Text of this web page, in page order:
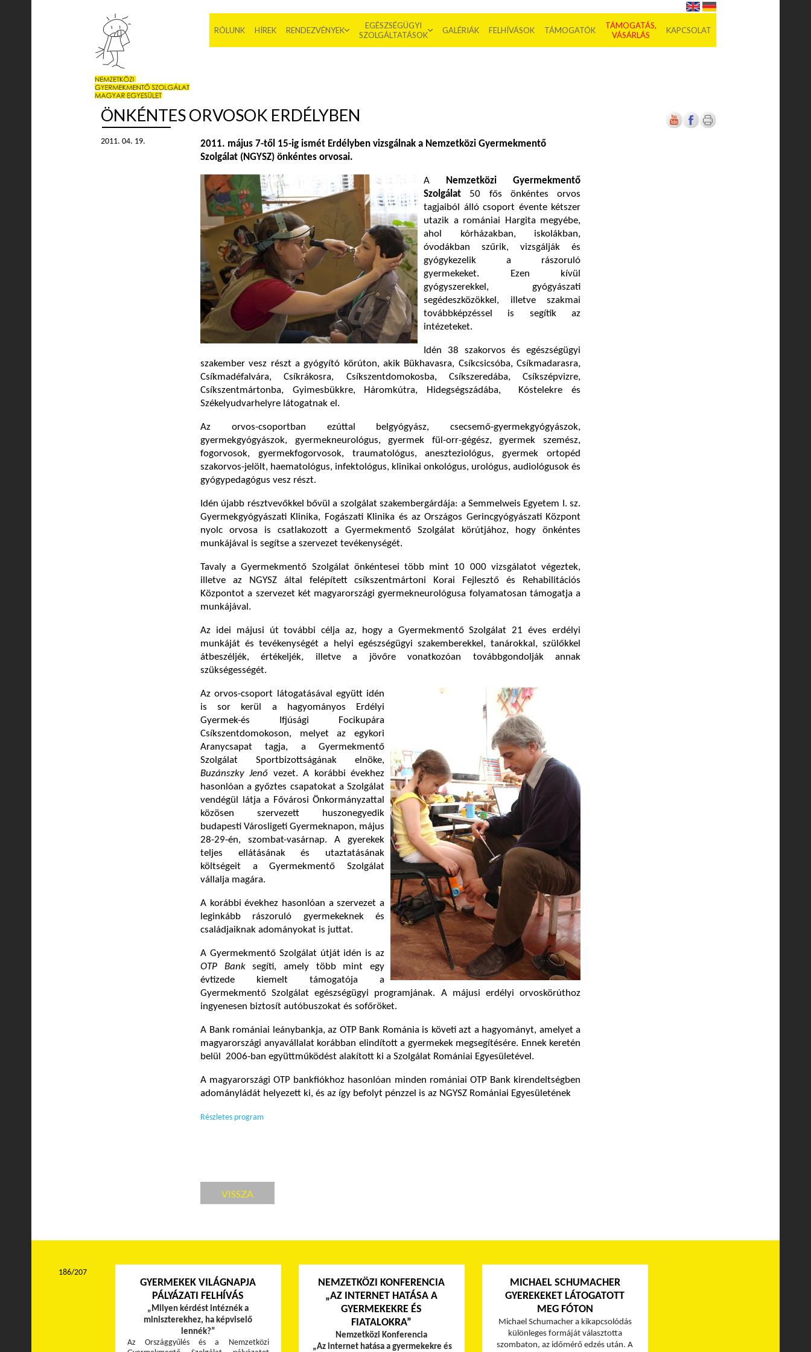
RÓLUNK HÍREK RENDEZVÉNYEK
EGÉSZSÉGÜGYI
SZOLGÁLTATÁSOK
GALÉRIÁK FELHÍVÁSOK TÁMOGATÓK
TÁMOGATÁS,
VÁSÁRLÁS
KAPCSOLAT
ÖNKÉNTES ORVOSOK ERDÉLYBEN
2011. 04. 19.
2011. május 7-től 15-ig ismét Erdélyben vizsgálnak a Nemzetközi Gyermekmentő
Szolgálat (NGYSZ) önkéntes orvosai.
A
Nemzetközi Gyermekmentő
Szolgálat 50 fős önkéntes orvos
tagjaiból álló csoport évente kétszer
utazik a romániai Hargita megyébe,
ahol kórházakban, iskolákban,
óvodákban szűrik, vizsgálják és
gyógykezelik a rászoruló
gyermekeket. Ezen kívül
gyógyszerekkel, gyógyászati
segédeszközökkel, illetve szakmai
továbbképzéssel is segítik az
intézeteket.
Idén 38 szakorvos és egészségügyi
szakember vesz részt a gyógyító körúton, akik Bükhavasra, Csíkcsicsóba, Csíkmadarasra,
Csíkmadéfalvára, Csíkrákosra, Csíkszentdomokosba, Csíkszeredába, Csíkszépvizre,
Csíkszentmártonba, Gyimesbükkre, Háromkútra, Hidegségszádába, Kóstelekre és
Székelyudvarhelyre látogatnak el.
Az orvos-csoportban ezúttal belgyógyász, csecsemő-gyermekgyógyászok,
gyermekgyógyászok, gyermekneurológus, gyermek fül-orr-gégész, gyermek szemész,
fogorvosok, gyermekfogorvosok, traumatológus, aneszteziológus, gyermek ortopéd
szakorvos-jelölt, haematológus, infektológus, klinikai onkológus, urológus, audiológusok és
gyógypedagógus vesz részt.
Idén újabb résztvevőkkel bővül a szolgálat szakembergárdája: a Semmelweis Egyetem I. sz.
Gyermekgyógyászati Klinika, Fogászati Klinika és az Országos Gerincgyógyászati Központ
nyolc orvosa is csatlakozott a Gyermekmentő Szolgálat körútjához, hogy önkéntes
munkájával is segítse a szervezet tevékenységét.
Tavaly a Gyermekmentő Szolgálat önkéntesei több mint 10 000 vizsgálatot végeztek,
illetve az NGYSZ által felépített csíkszentmártoni Korai Fejlesztő és Rehabilitációs
Központot a szervezet két magyarországi gyermekneurológusa folyamatosan támogatja a
munkájával.
Az idei májusi út további célja az, hogy a Gyermekmentő Szolgálat 21 éves erdélyi
munkáját és tevékenységét a helyi egészségügyi szakemberekkel, tanárokkal, szülőkkel
átbeszéljék, értékeljék, illetve a jövőre vonatkozóan továbbgondolják annak
szükségességét.
Az orvos-csoport látogatásával együtt idén
is sor kerül a hagyományos Erdélyi
Gyermek-és Ifjúsági Focikupára
Csíkszentdomokoson, melyet az egykori
Aranycsapat tagja, a Gyermekmentő
Szolgálat Sportbizottságának elnöke,
Buzánszky Jenő vezet. A korábbi évekhez
hasonlóan a győztes csapatokat a Szolgálat
vendégül látja a Fővárosi Önkormányzattal
közösen szervezett huszonegyedik
budapesti Városligeti Gyermeknapon, május
28-29-én, szombat-vasárnap. A gyerekek
teljes ellátásának és utaztatásának
költségeit a Gyermekmentő Szolgálat
vállalja magára.
A korábbi évekhez hasonlóan a szervezet a
leginkább rászoruló gyermekeknek és
családjaiknak adományokat is juttat.
A Gyermekmentő Szolgálat útját idén is az
OTP Banksegíti, amely több mint egy
évtizede kiemelt támogatója a
Gyermekmentő Szolgálat egészségügyi programjának. A májusi erdélyi orvoskörúthoz
ingyenesen biztosít autóbuszokat és sofőröket.
A Bank romániai leánybankja, az OTP Bank Románia is követi azt a hagyományt, amelyet a
magyarországi anyavállalat korábban elindított a gyermekek megsegítésére. Ennek keretén
belül 2006-ban együttműködést alakított ki a Szolgálat Romániai Egyesületével.
A magyarországi OTP bankfiókhoz hasonlóan minden romániai OTP Bank kirendeltségben
adományládát helyezett ki, és az így befolyt pénzzel is az NGYSZ Romániai Egyesületének
Részletes program
VISSZA
GYERMEKEK VILÁGNAPJA
PÁLYÁZATI FELHÍVÁS
„Milyen kérdést intéznék a
miniszterekhez, ha képviselő
lennék?”
Az Országgyűlés és a Nemzetközi
NEMZETKÖZI KONFERENCIA
„AZ INTERNET HATÁSA A
GYERMEKEKRE ÉS
FIATALOKRA”
Nemzetközi Konferencia
„Az internet hatása a gyermekekre és
MICHAEL SCHUMACHER
GYEREKEKET LÁTOGATOTT
MEG FÓTON
Michael Schumacher a kikapcsolódás
különleges formáját választotta
szombaton, az időmérő edzés után. A
186/207